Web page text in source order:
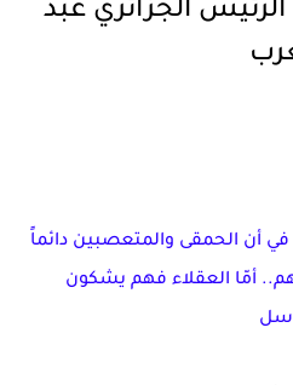
الجزائري عبد
أن الحمقى والمتعصبين دائماً
أمّا العقلاء فهم يشكون